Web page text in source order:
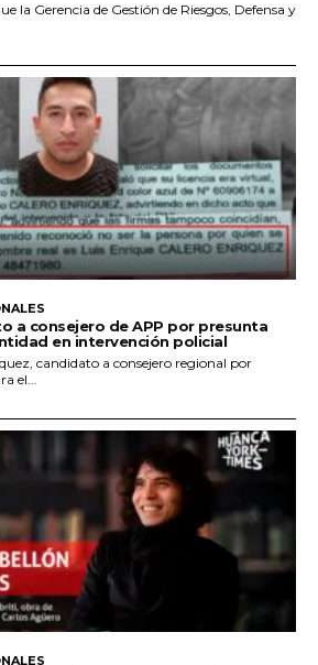
la Gerencia de Gestión de Riesgos, Defensa y
a consejero de APP por presunta
en intervención policial
candidato a consejero regional por
el...